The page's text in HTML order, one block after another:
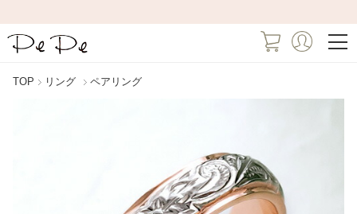
TOP リング ペアリング